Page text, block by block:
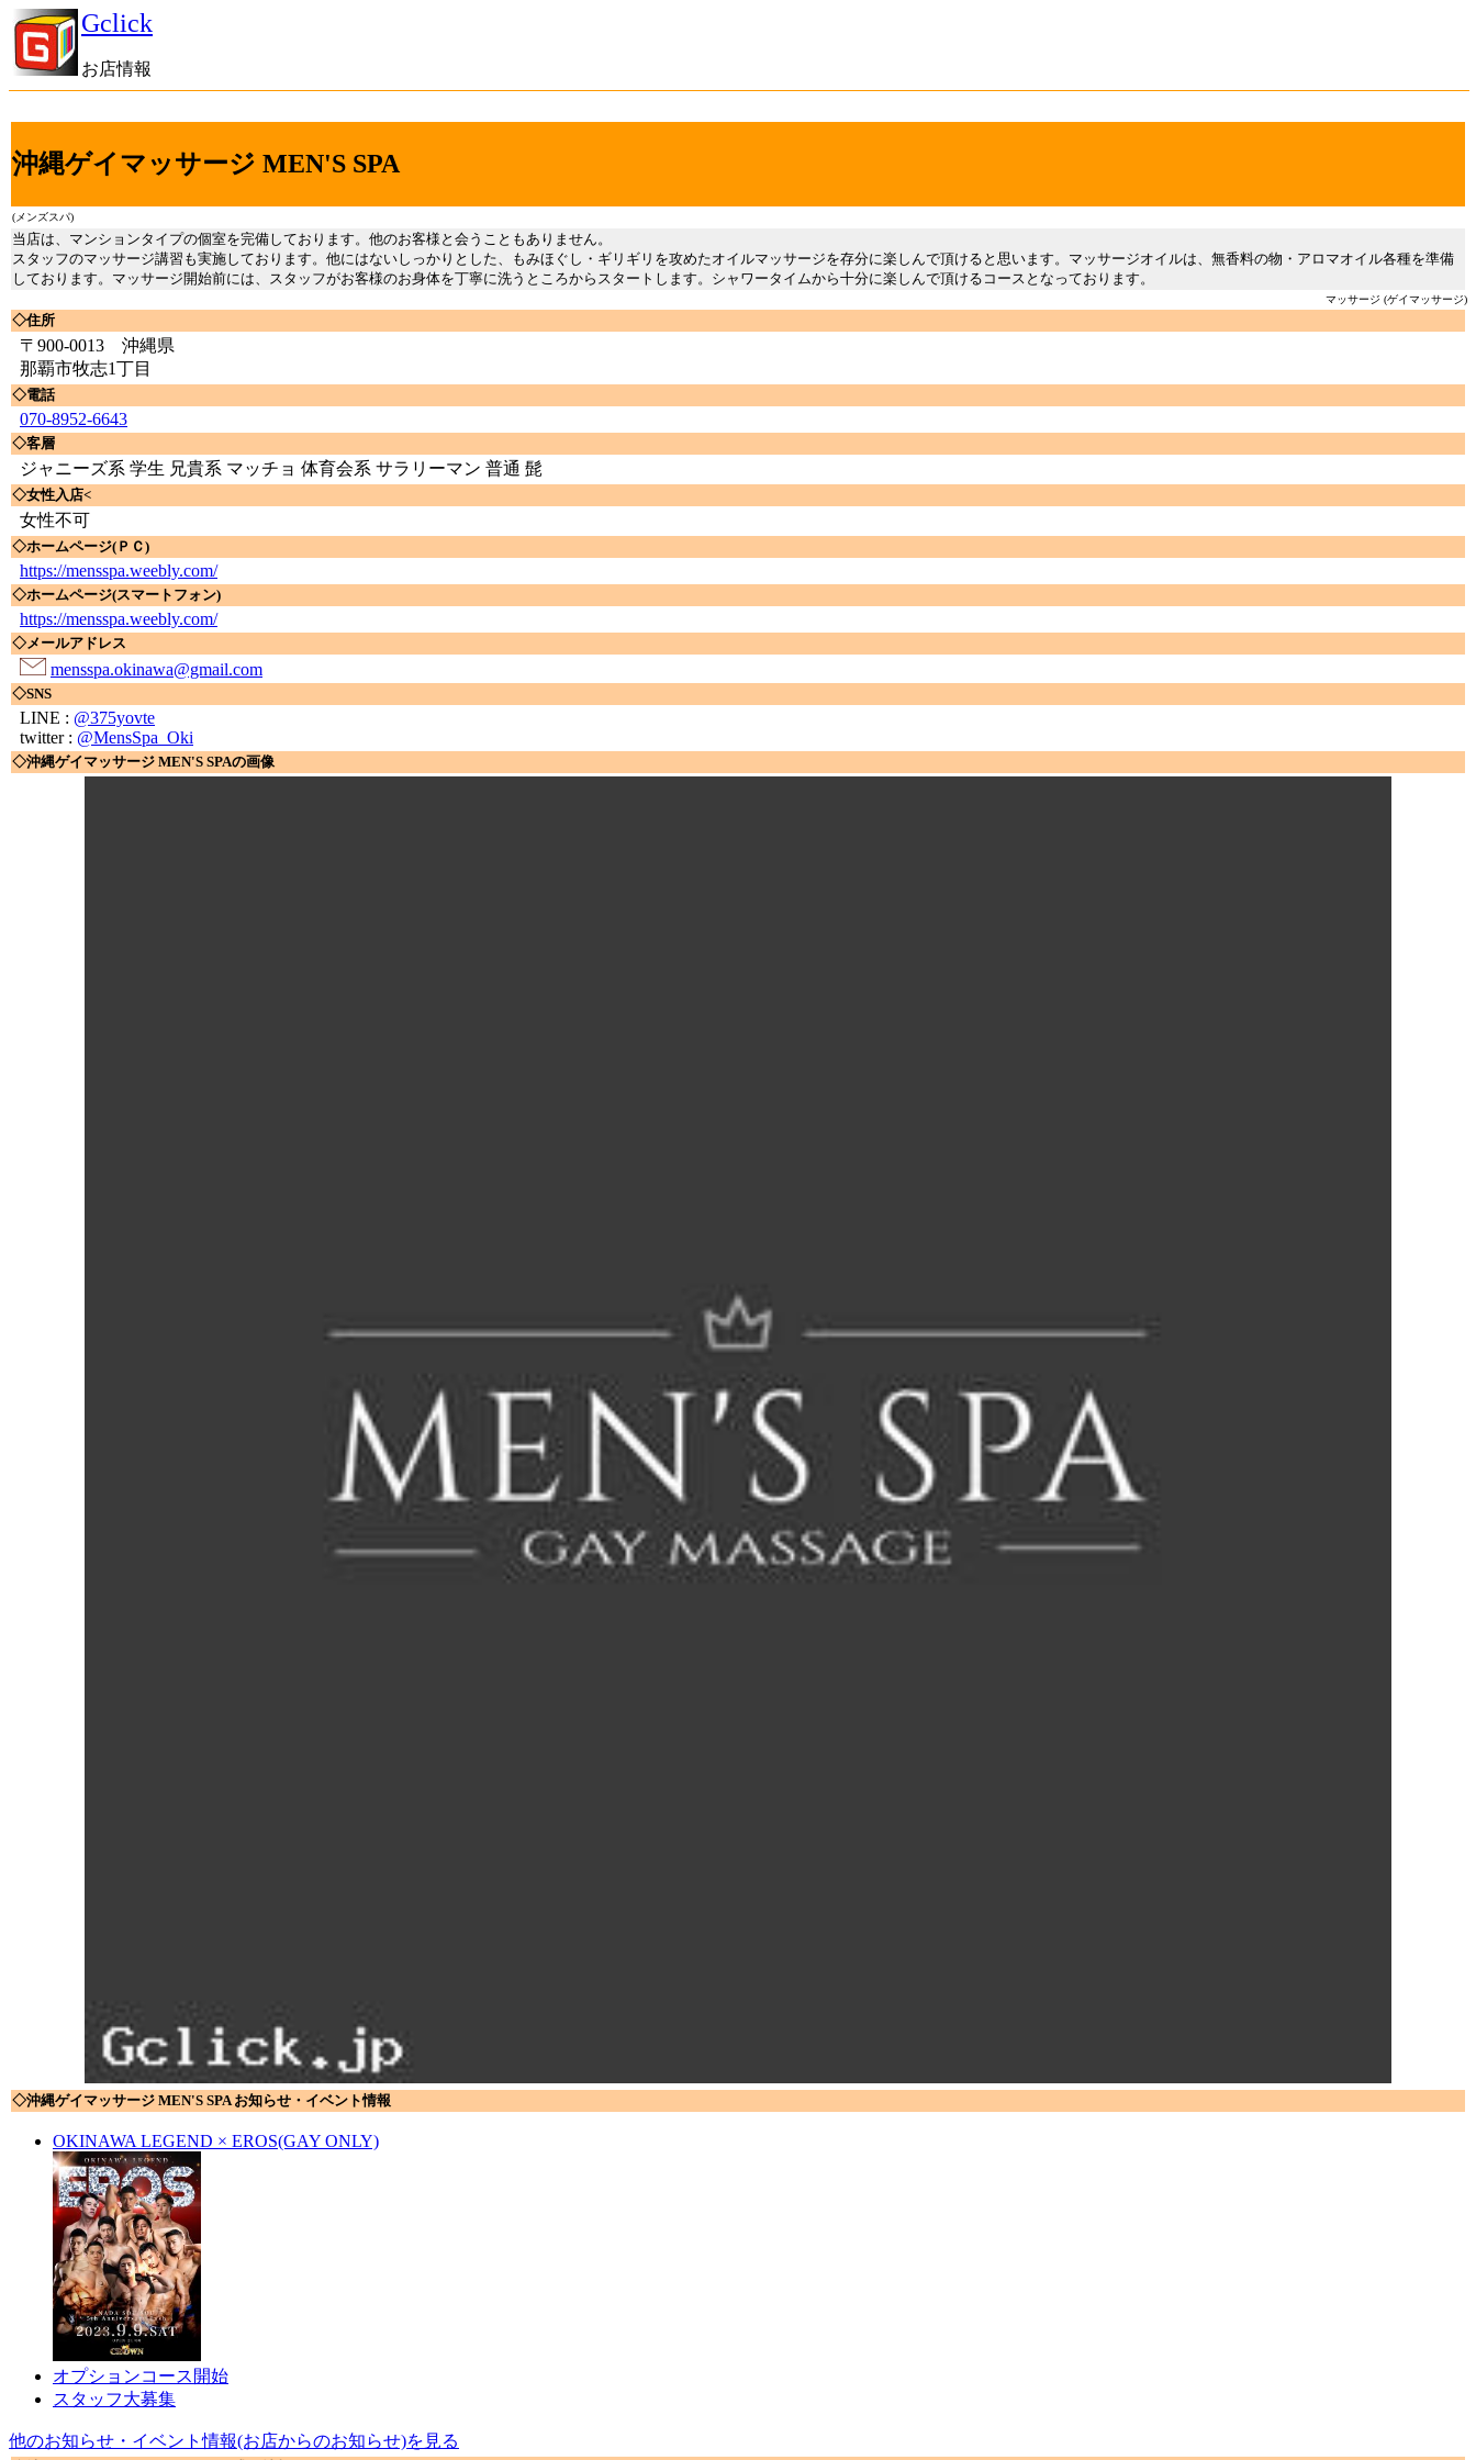
Gclick
お店情報
沖縄ゲイマッサージ MEN'S SPA
(メンズスパ)
当店は、マンションタイプの個室を完備しております。他のお客様と会うこともありません。
スタッフのマッサージ講習も実施しております。他にはないしっかりとした、もみほぐし・ギリギリを攻めたオイルマッサージを存分に楽しんで頂けると思います。マッサージオイルは、無香料の物・アロマオイル各種を準備
しております。マッサージ開始前には、スタッフがお客様のお身体を丁寧に洗うところからスタートします。シャワータイムから十分に楽しんで頂けるコースとなっております。
マッサージ (ゲイマッサージ)
◇住所
〒900-0013 沖縄県
那覇市牧志1丁目
◇電話
070-8952-6643
◇客層
ジャニーズ系 学生 兄貴系 マッチョ 体育会系 サラリーマン 普通 髭
◇女性入店<
女性不可
◇ホームページ(ＰＣ)
https://mensspa.weebly.com/
◇ホームページ(スマートフォン)
https://mensspa.weebly.com/
◇メールアドレス
mensspa.okinawa@gmail.com
◇SNS
LINE : @375yovte
twitter : @MensSpa_Oki
◇沖縄ゲイマッサージ MEN'S SPAの画像
◇沖縄ゲイマッサージ MEN'S SPA お知らせ・イベント情報
OKINAWA LEGEND × EROS(GAY ONLY)
オプションコース開始
スタッフ大募集
他のお知らせ・イベント情報(お店からのお知らせ)を見る